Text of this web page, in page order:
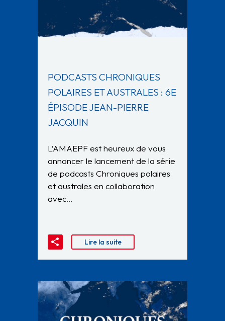
PODCASTS CHRONIQUES
POLAIRES ET AUSTRALES : 6E
ÉPISODE JEAN-PIERRE
JACQUIN
L’AMAEPF est heureux de vous
annoncer le lancement de la série
de podcasts Chroniques polaires
et australes en collaboration
avec…
Lire la suite